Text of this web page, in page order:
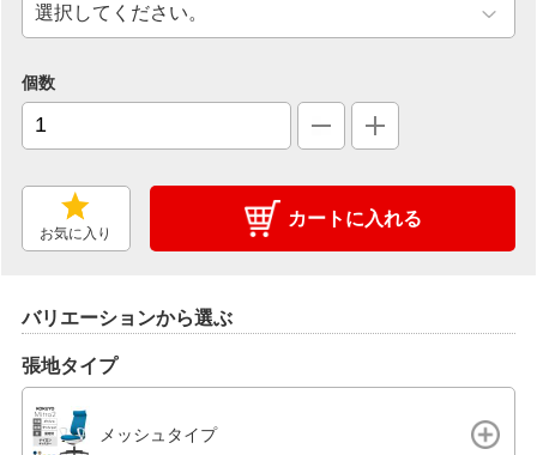
個数
お気に入り
カートに入れる
バリエーションから選ぶ
張地タイプ
メッシュタイプ